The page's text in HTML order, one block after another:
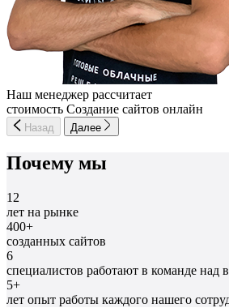
Наш менеджер рассчитает
стоимость Создание сайтов онлайн
Назад Далее
Почему мы
12
лет на рынке
400+
созданных сайтов
6
специалистов работают в команде над
5+
лет опыт работы каждого нашего